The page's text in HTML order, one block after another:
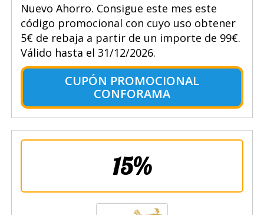
Nuevo Ahorro. Consigue este mes este
código promocional con cuyo uso obtener
5€ de rebaja a partir de un importe de 99€.
Válido hasta el 31/12/2026.
CUPÓN PROMOCIONAL
CONFORAMA
15%